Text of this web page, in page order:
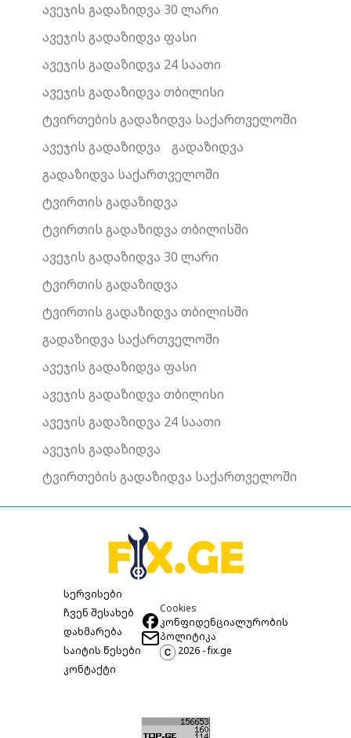
ავეჯის გადაზიდვა 30 ლარი
ავეჯის გადაზიდვა ფასი
ავეჯის გადაზიდვა 24 საათი
ავეჯის გადაზიდვა თბილისი
ტვირთების გადაზიდვა საქართველოში
ავეჯის გადაზიდვა
გადაზიდვა
გადაზიდვა საქართველოში
ტვირთის გადაზიდვა
ტვირთის გადაზიდვა თბილისში
ავეჯის გადაზიდვა 30 ლარი
ტვირთის გადაზიდვა
ტვირთის გადაზიდვა თბილისში
გადაზიდვა საქართველოში
ავეჯის გადაზიდვა ფასი
ავეჯის გადაზიდვა თბილისი
ავეჯის გადაზიდვა 24 საათი
ავეჯის გადაზიდვა
ტვირთების გადაზიდვა საქართველოში
სერვისები
ჩვენ შესახებ
დახმარება
საიტის წესები
კონტაქტი
Cookies
კონფიდენციალურობის
პოლიტიკა
2026 - fix.ge